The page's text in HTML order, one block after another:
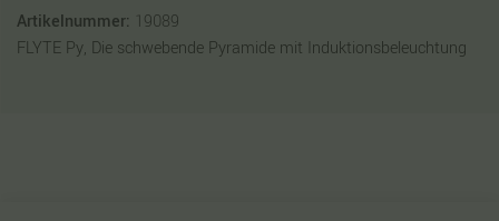
Artikelnummer: 19089
FLYTE Py, Die schwebende Pyramide mit Induktionsbeleuchtung